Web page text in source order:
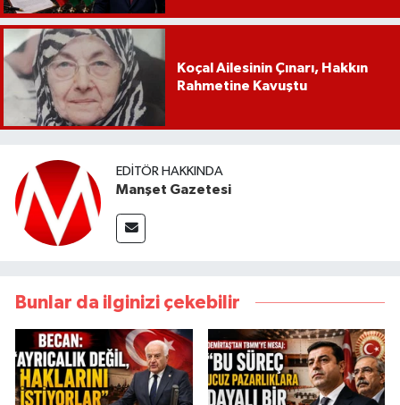
Koçal Ailesinin Çınarı, Hakkın
Rahmetine Kavuştu
EDITÖR HAKKINDA
Manşet Gazetesi
Bunlar da ilginizi çekebilir